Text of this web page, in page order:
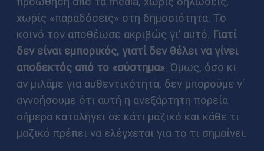
χωρίς «παραδόσεις» στη δημοσιότητα. Το
κοινό τον αποθέωσε ακριβώς γι’ αυτό. Γιατί
δεν είναι εμπορικός, γιατί δεν θέλει να γίνει
αποδεκτός από το «σύστημα». Όμως, όσο κι
αν μιλάμε για αυθεντικότητα, δεν μπορούμε ν'
αγνοήσουμε ότι αυτή η ανεξάρτητη πορεία
σήμερα καταλήγει σε κάτι μαζικό και κάθε τι
μαζικό πρέπει να ελέγχεται για το τι σημαίνει.